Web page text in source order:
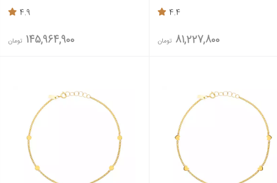
4.4
81,227,800 تومان
4.9
145,964,900 تومان